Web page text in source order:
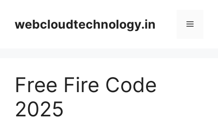
contentwebcloudtechnology.in Menu
Free Fire Code
2025